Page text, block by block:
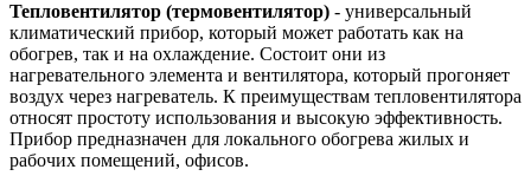
Тепловентилятор (термовентилятор) - универсальный
климатический прибор, который может работать как на
обогрев, так и на охлаждение. Состоит они из
нагревательного элемента и вентилятора, который прогоняет
воздух через нагреватель. К преимуществам тепловентилятора
относят простоту использования и высокую эффективность.
Прибор предназначен для локального обогрева жилых и
рабочих помещений, офисов.